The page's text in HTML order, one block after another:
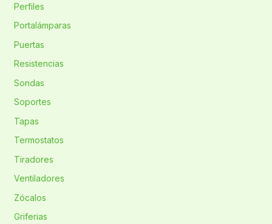
Perfiles
Portalámparas
Puertas
Resistencias
Sondas
Soportes
Tapas
Termostatos
Tiradores
Ventiladores
Zócalos
Griferias